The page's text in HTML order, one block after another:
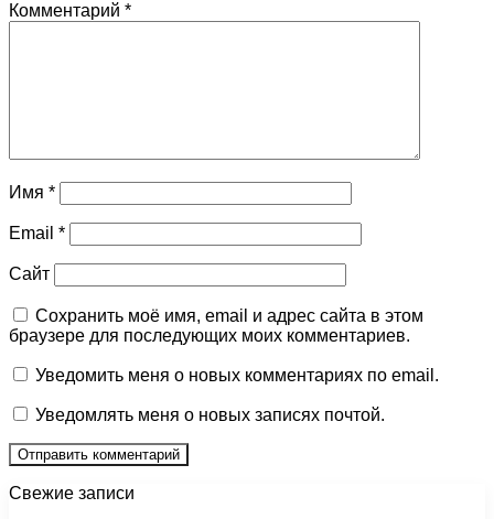
Комментарий *
Имя *
Email *
Сайт
Сохранить моё имя, email и адрес сайта в этом
браузере для последующих моих комментариев.
Уведомить меня о новых комментариях по email.
Уведомлять меня о новых записях почтой.
Свежие записи